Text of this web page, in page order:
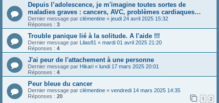
Depuis l’adolescence, je m'imagine toutes sortes de
maladies graves : cancers, AVC, problèmes cardiaques…
Dernier message par clémentine « jeudi 24 avril 2025 15:32
Réponses : 3
Trouble panique lié à la solitude. A l'aide !!!
Dernier message par Lilas81 « mardi 01 avril 2025 21:20
Réponses : 4
J'ai peur de l'attachement à une personne
Dernier message par Hikari « lundi 17 mars 2025 20:01
Réponses : 4
Peur bleue du cancer
Dernier message par clémentine « vendredi 14 mars 2025 14:35
Réponses : 20 1 2